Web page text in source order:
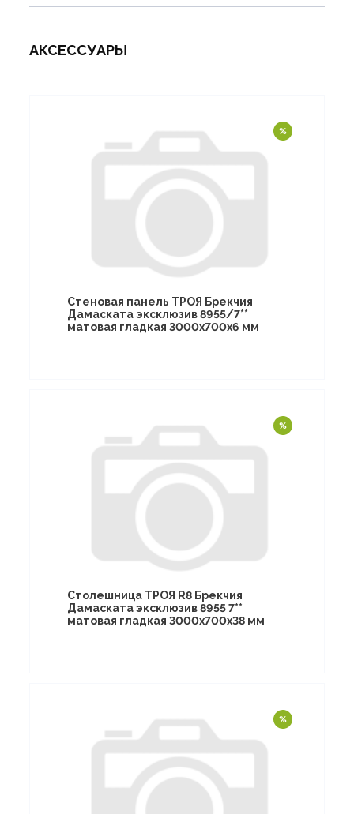
АКСЕССУАРЫ
Стеновая панель ТРОЯ Брекчия
Дамаската эксклюзив 8955/7**
матовая гладкая 3000х700х6 мм
Столешница ТРОЯ R8 Брекчия
Дамаската эксклюзив 8955 7**
матовая гладкая 3000х700х38 мм